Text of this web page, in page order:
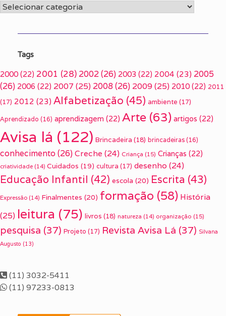
Categorias
Tags
2000 (22) 2001 (28) 2002(26) 2003 (22) 2004 (23) 2005
(26) 2006 (22) 2007 (25) 2008(26) 2009(25) 2010 (22) 2011
(17) 2012 (23) Alfabetização (45) ambiente (17)
Aprendizado (16) aprendizagem (22) Arte (63) artigos (22)
Avisa lá (122) Brincadeira (18) brincadeiras (16)
conhecimento(26) Creche (24) Criança (15) Crianças (22)
criatividade (14) Cuidados (19) cultura (17) desenho (24)
Educação Infantil (42) escola (20) Escrita (43)
Expressão (14) Finalmentes (20) formação (58) História
(25) leitura (75) livros (18) natureza (14) organização (15)
pesquisa (37) Projeto (17) Revista Avisa Lá (37) Silvana
Augusto (13)
(11) 3032-5411
(11) 97233-0813